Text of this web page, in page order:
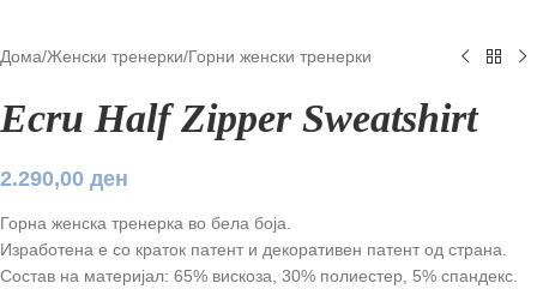
Дома/Женски тренерки/Горни женски тренерки
Ecru Half Zipper Sweatshirt
2.290,00 ден
Горна женска тренерка во бела боја.
Изработена е со краток патент и декоративен патент од страна.
Состав на материјал: 65% вискоза, 30% полиестер, 5% спандекс.